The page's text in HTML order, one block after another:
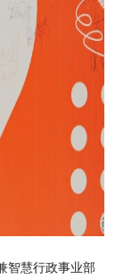
智慧行政事业部